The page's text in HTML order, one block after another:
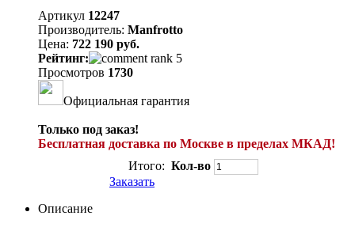
Артикул 12247
Производитель: Manfrotto
Цена: 722 190 руб.
Рейтинг:
Просмотров 1730
Официальная гарантия
Только под заказ!
Бесплатная доставка по Москве в пределах МКАД!
Итого: Кол-во
Заказать
Описание